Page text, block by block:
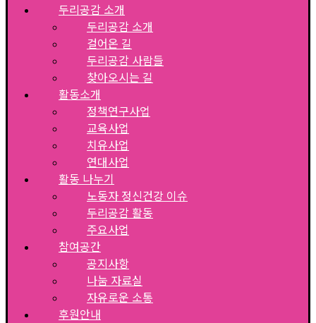
두리공감 소개
두리공감 소개
걸어온 길
두리공감 사람들
찾아오시는 길
활동소개
정책연구사업
교육사업
치유사업
연대사업
활동 나누기
노동자 정신건강 이슈
두리공감 활동
주요사업
참여공간
공지사항
나눔 자료실
자유로운 소통
후원안내